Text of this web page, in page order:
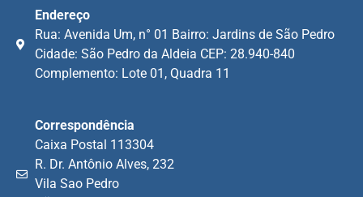
Endereço
Rua: Avenida Um, n° 01 Bairro: Jardins de São Pedro
Cidade: São Pedro da Aldeia CEP: 28.940-840
Complemento: Lote 01, Quadra 11
Correspondência
Caixa Postal 113304
R. Dr. Antônio Alves, 232
Vila Sao Pedro